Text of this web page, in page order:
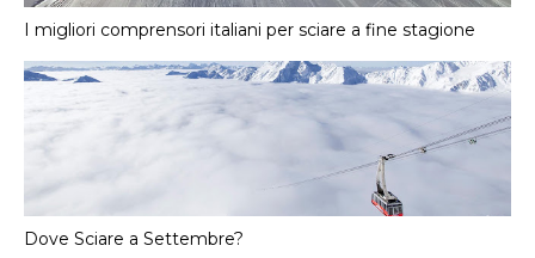
I migliori comprensori italiani per sciare a fine stagione
Dove Sciare a Settembre?